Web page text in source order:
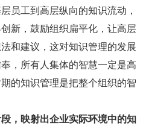
员工到高层纵向的知识流动，
新，鼓励组织扁平化，让高层
和建议，这对知识管理的发展
，所有人集体的智慧一定是高
的知识管理是把整个组织的智
，映射出企业实际环境中的知